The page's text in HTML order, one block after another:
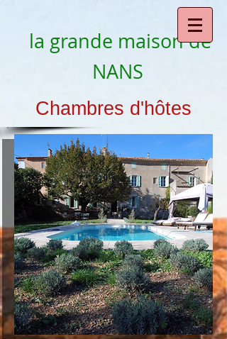
la grande maison de
NANS
Chambres d'hôtes